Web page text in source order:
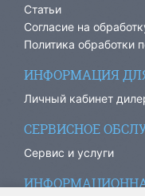
Статьи
Согласие на
Политика обработки
ИНФОРМАЦИЯ
Личный кабинет
СЕРВИСНОЕ
Сервис и услуги